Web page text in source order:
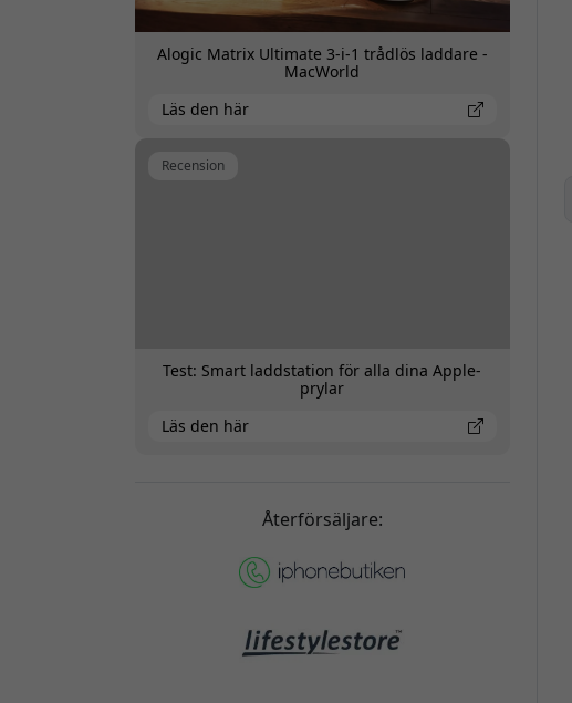
Alogic Matrix Ultimate 3-i-1 trådlös laddare -
MacWorld
Läs den här
Recension
Test: Smart laddstation för alla dina Apple-
prylar
Läs den här
Återförsäljare: